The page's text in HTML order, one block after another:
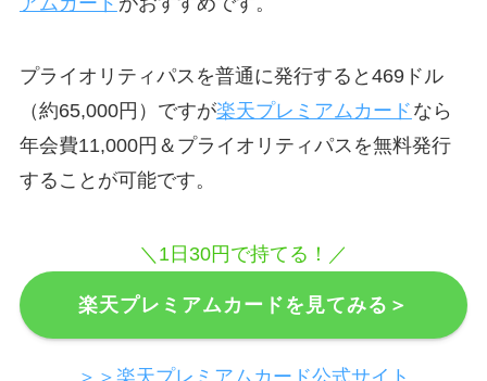
プライオリティパスを普通に発行すると469ドル
（約65,000円）ですが楽天プレミアムカード なら
年会費11,000円＆プライオリティパスを無料発行
することが可能です。
＼1日30円で持てる！／
楽天プレミアムカードを見てみる＞
＞＞楽天プレミアムカード公式サイト